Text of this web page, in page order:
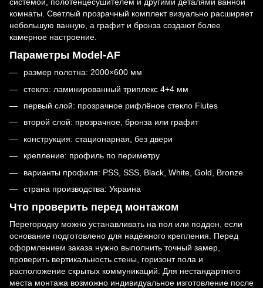
комнаты. Светлый прозрачный комплект визуально расширяет
небольшую ванную, а графит и бронза создают более
камерное настроение.
Параметры Model-AF
размер полотна: 2000×600 мм
стекло: ламинированный триплекс 4+4 мм
первый слой: прозрачное рифлёное стекло Flutes
второй слой: прозрачное, бронза или графит
конструкция: стационарная, без двери
крепление: профиль по периметру
варианты профиля: PSS, SSS, Black, White, Gold, Bronze
страна производства: Украина
Что проверить перед монтажом
Перегородку можно устанавливать на пол или поддон, если
основание подготовлено для надёжного крепления. Перед
оформлением заказа нужно выполнить точный замер,
проверить вертикальность стены, горизонт пола и
расположение скрытых коммуникаций. Для нестандартного
места монтажа возможно индивидуальное изготовление после